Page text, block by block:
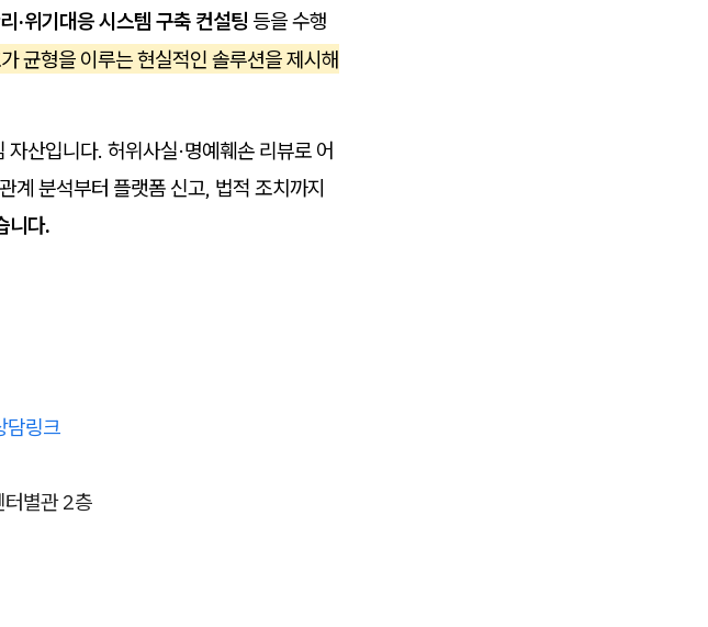
·위기대응 시스템 구축 컨설팅 등을 수행
균형을 이루는 현실적인 솔루션을 제시해
산입니다. 허위사실·명예훼손 리뷰로 어
계 분석부터 플랫폼 신고, 법적 조치까지
니다.
담링크
별관 2층